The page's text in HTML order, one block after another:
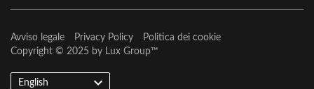
Avviso legale Privacy Policy
Politica dei cookie
Copyright © 2025 by Lux Group™
English